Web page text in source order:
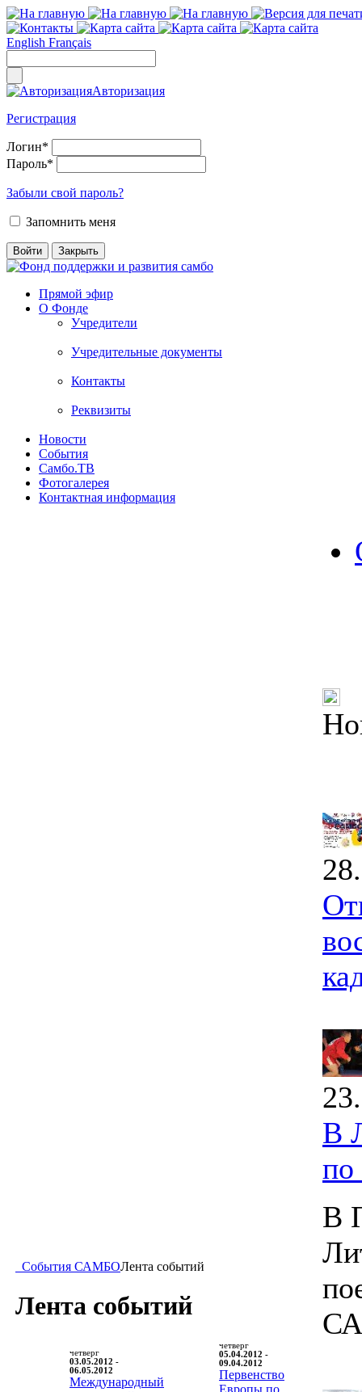
English Français
Авторизация
Регистрация
Логин*
Пароль*
Забыли свой пароль?
Запомнить меня
Прямой эфир
О Фонде
Учредители
Учредительные документы
Контакты
Реквизиты
Новости
События
Самбо.ТВ
Фотогалерея
Контактная информация
События САМБОЛента событий
Лента событий
четверг
03.05.2012 -
06.05.2012
Международный
четверг
05.04.2012 -
09.04.2012
Первенство
Европы по
В
В